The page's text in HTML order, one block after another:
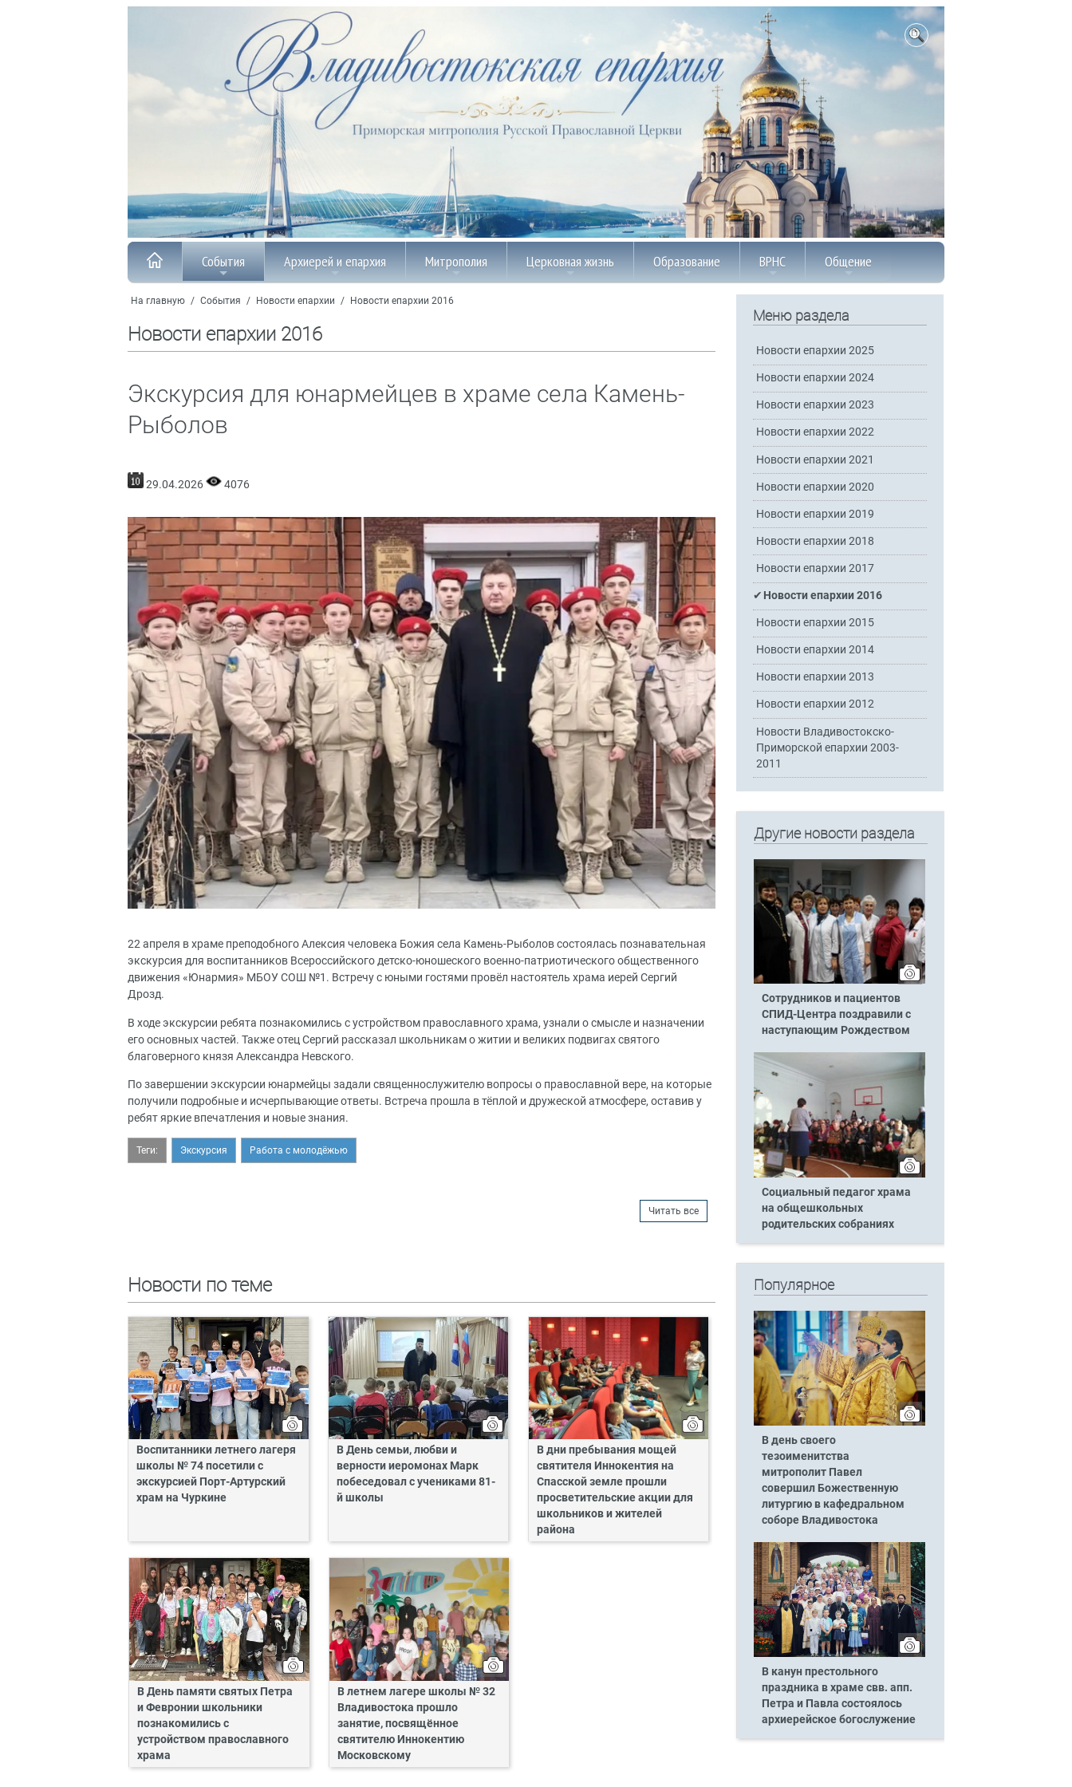
События Архиерей и епархия Митрополия Церковная жизнь Образование ВРНС Общение
На главную / События / Новости епархии / Новости епархии 2016
Новости епархии 2016
Экскурсия для юнармейцев в храме села Камень-
Рыболов
29.04.2026 4076
22 апреля в храме преподобного Алексия человека Божия села Камень-Рыболов состоялась познавательная
экскурсия для воспитанников Всероссийского детско-юношеского военно-патриотического общественного
движения «Юнармия» МБОУ СОШ №1. Встречу с юными гостями провёл настоятель храма иерей Сергий
Дрозд.
В ходе экскурсии ребята познакомились с устройством православного храма, узнали о смысле и назначении
его основных частей. Также отец Сергий рассказал школьникам о житии и великих подвигах святого
благоверного князя Александра Невского.
По завершении экскурсии юнармейцы задали священнослужителю вопросы о православной вере, на которые
получили подробные и исчерпывающие ответы. Встреча прошла в тёплой и дружеской атмосфере, оставив у
ребят яркие впечатления и новые знания.
Теги: Экскурсия Работа с молодёжью
Читать все
Новости по теме
Воспитанники летнего лагеря
школы № 74 посетили с
экскурсией Порт-Артурский
храм на Чуркине
В День семьи, любви и
верности иеромонах Марк
побеседовал с учениками 81-
й школы
В дни пребывания мощей
святителя Иннокентия на
Спасской земле прошли
просветительские акции для
школьников и жителей
района
В День памяти святых Петра
и Февронии школьники
познакомились с
устройством православного
храма
В летнем лагере школы № 32
Владивостока прошло
занятие, посвящённое
святителю Иннокентию
Московскому
Меню раздела
Новости епархии 2025
Новости епархии 2024
Новости епархии 2023
Новости епархии 2022
Новости епархии 2021
Новости епархии 2020
Новости епархии 2019
Новости епархии 2018
Новости епархии 2017
Новости епархии 2016
Новости епархии 2015
Новости епархии 2014
Новости епархии 2013
Новости епархии 2012
Новости Владивостокско-
Приморской епархии 2003-
2011
Другие новости раздела
Сотрудников и пациентов
СПИД-Центра поздравили с
наступающим Рождеством
Социальный педагог храма
на общешкольных
родительских собраниях
Популярное
В день своего
тезоименитства
митрополит Павел
совершил Божественную
литургию в кафедральном
соборе Владивостока
В канун престольного
праздника в храме свв. апп.
Петра и Павла состоялось
архиерейское богослужение